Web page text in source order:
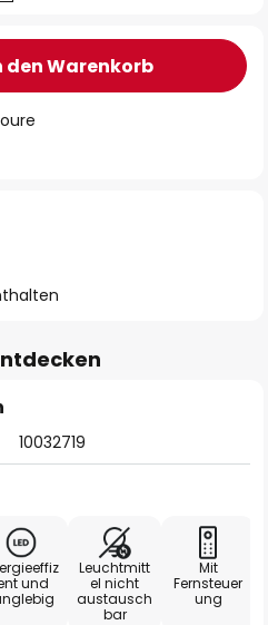
den Warenkorb
10032719
und
Leuchtmitt
el nicht
austausch
bar
Mit
Fernsteuer
ung